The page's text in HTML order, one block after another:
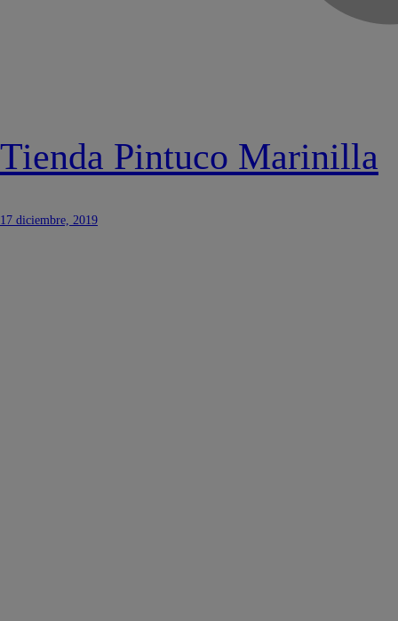
Tienda Pintuco Marinilla
17 diciembre, 2019